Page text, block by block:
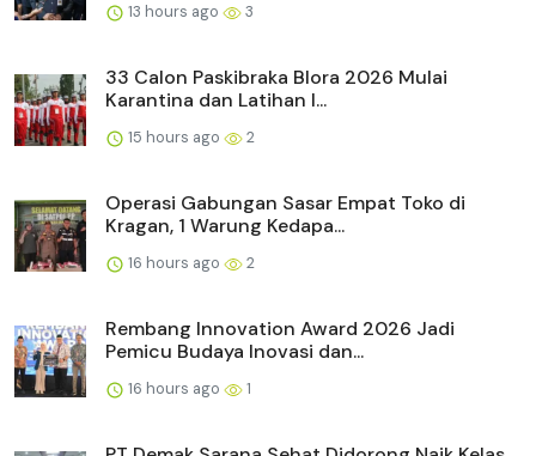
13 hours ago 3
33 Calon Paskibraka Blora 2026 Mulai
Karantina dan Latihan I...
15 hours ago 2
Operasi Gabungan Sasar Empat Toko di
Kragan, 1 Warung Kedapa...
16 hours ago 2
Rembang Innovation Award 2026 Jadi
Pemicu Budaya Inovasi dan...
16 hours ago 1